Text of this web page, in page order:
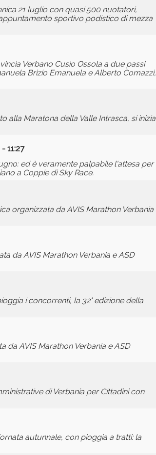
21 luglio con quasi 500 nuotatori,
sportivo podistico di mezza
Verbano Cusio Ossola a due passi
Brizio Emanuela e Alberto Comazzi,
alla Maratona della Valle Intrasca, si inizia
11:27
ed è veramente palpabile l'attesa per
a Coppie di Sky Race.
organizzata da AVIS Marathon Verbania
da AVIS Marathon Verbania e ASD
i concorrenti, la 32° edizione della
da AVIS Marathon Verbania e ASD
di Verbania per Cittadini con
autunnale, con pioggia a tratti: la